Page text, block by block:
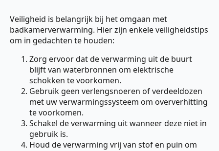
Veiligheid is belangrijk bij het omgaan met
badkamerverwarming. Hier zijn enkele veiligheidstips
om in gedachten te houden:
Zorg ervoor dat de verwarming uit de buurt
blijft van waterbronnen om elektrische
schokken te voorkomen.
Gebruik geen verlengsnoeren of verdeeldozen
met uw verwarmingssysteem om oververhitting
te voorkomen.
Schakel de verwarming uit wanneer deze niet in
gebruik is.
Houd de verwarming vrij van stof en puin om